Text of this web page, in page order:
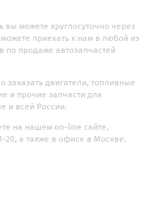
вы можете круглосуточно через
приехать к нам в любой из
продаже автозапчастей
заказать двигатели, топливные
и прочие запчасти для
и всей России.
на нашем on-line сайте,
20, а также в офисе в Москве.